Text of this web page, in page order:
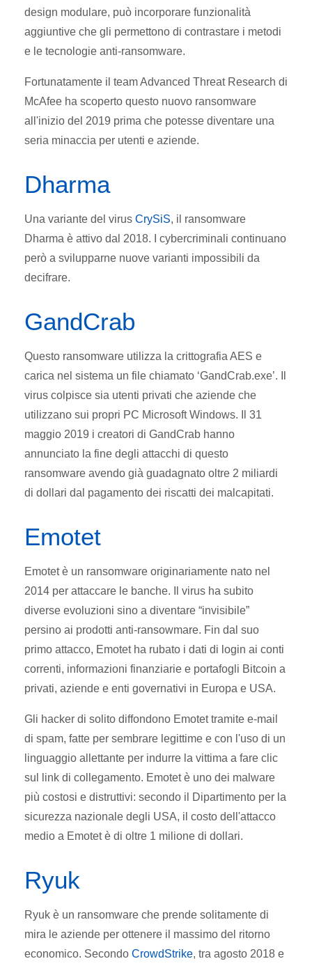
design modulare, può incorporare funzionalità
aggiuntive che gli permettono di contrastare i metodi
e le tecnologie anti-ransomware.
Fortunatamente il team Advanced Threat Research di
McAfee ha scoperto questo nuovo ransomware
all'inizio del 2019 prima che potesse diventare una
seria minaccia per utenti e aziende.
Dharma
Una variante del virus CrySiS, il ransomware
Dharma è attivo dal 2018. I cybercriminali continuano
però a svilupparne nuove varianti impossibili da
decifrare.
GandCrab
Questo ransomware utilizza la crittografia AES e
carica nel sistema un file chiamato ‘GandCrab.exe’. Il
virus colpisce sia utenti privati che aziende che
utilizzano sui propri PC Microsoft Windows. Il 31
maggio 2019 i creatori di GandCrab hanno
annunciato la fine degli attacchi di questo
ransomware avendo già guadagnato oltre 2 miliardi
di dollari dal pagamento dei riscatti dei malcapitati.
Emotet
Emotet è un ransomware originariamente nato nel
2014 per attaccare le banche. Il virus ha subito
diverse evoluzioni sino a diventare “invisibile”
persino ai prodotti anti-ransowmare. Fin dal suo
primo attacco, Emotet ha rubato i dati di login ai conti
correnti, informazioni finanziarie e portafogli Bitcoin a
privati, aziende e enti governativi in Europa e USA.
Gli hacker di solito diffondono Emotet tramite e-mail
di spam, fatte per sembrare legittime e con l'uso di un
linguaggio allettante per indurre la vittima a fare clic
sul link di collegamento. Emotet è uno dei malware
più costosi e distruttivi: secondo il Dipartimento per la
sicurezza nazionale degli USA, il costo dell'attacco
medio a Emotet è di oltre 1 milione di dollari.
Ryuk
Ryuk è un ransomware che prende solitamente di
mira le aziende per ottenere il massimo del ritorno
economico. Secondo CrowdStrike, tra agosto 2018 e